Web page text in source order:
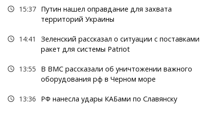
15:37 Путин нашел оправдание для захвата
территорий Украины
14:41
Зеленский рассказал о ситуации с поставками
ракет для системы Patriot
13:55
В ВМС рассказали об уничтожении важного
оборудования рф в Черном море
13:36 РФ нанесла удары КАБами по Славянску